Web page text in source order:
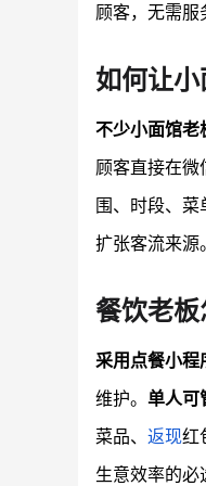
顾客，无需服
如何让小
不少小面馆老
顾客直接在微
围、时段、菜
扩张客流来源。
餐饮老板
采用点餐小
维护。 单人可
菜品、 返现红
生意效率的必